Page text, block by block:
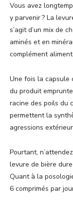
Vous avez
y parvenir ? La
s’agit d’un mix de
aminés et en
complément
Une fois la capsule
du produit
racine des poils du
permettent la
agressions
Pourtant,
levure de bière
Quant à la
6 comprimés par